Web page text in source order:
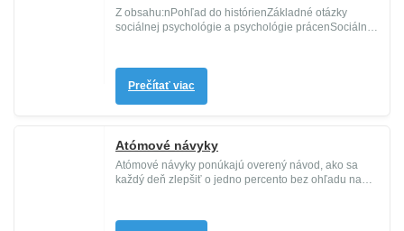
Z obsahu:nPohľad do histórienZákladné otázky
sociálnej psychológie a psychológie prácenSociálna
Prečítať viac
Atómové návyky
Atómové návyky ponúkajú overený návod, ako sa
každý deň zlepšiť o jedno percento bez ohľadu na